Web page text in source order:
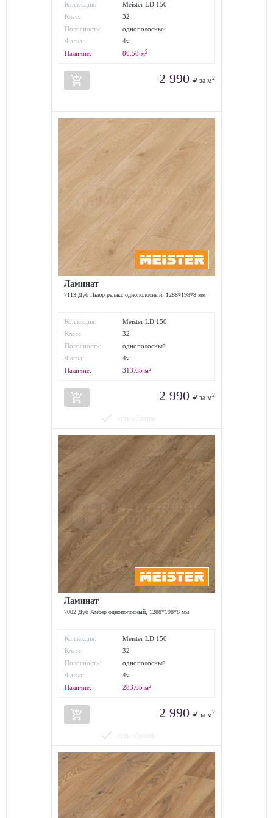
Коллекция:
Meister LD 150
Класс
износостойкости:
32
Полосность:
однополосный
Фаска:
4v
Наличие:
80.58 м2
add_shopping_cart 2 990 ₽ за м2
Ламинат
7113 Дуб Пьюр релакс однополосный, 1288*198*8 мм
Коллекция:
Meister LD 150
Класс
износостойкости:
32
Полосность:
однополосный
Фаска:
4v
Наличие:
313.65 м2
add_shopping_cart 2 990 ₽ за м2
Ламинат
7002 Дуб Амбер однополосный, 1288*198*8 мм
Коллекция:
Meister LD 150
Класс
износостойкости:
32
Полосность:
однополосный
Фаска:
4v
Наличие:
283.05 м2
add_shopping_cart 2 990 ₽ за м2